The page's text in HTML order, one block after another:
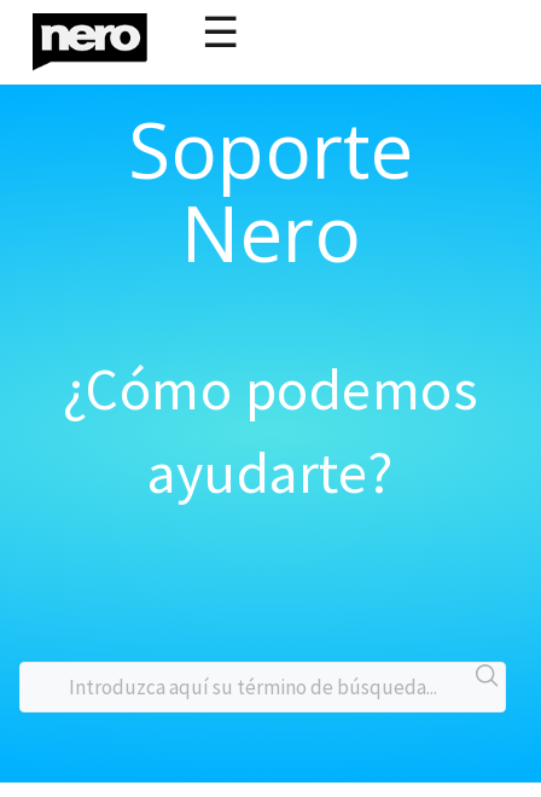
☰
Soporte
Nero
¿Cómo podemos
ayudarte?